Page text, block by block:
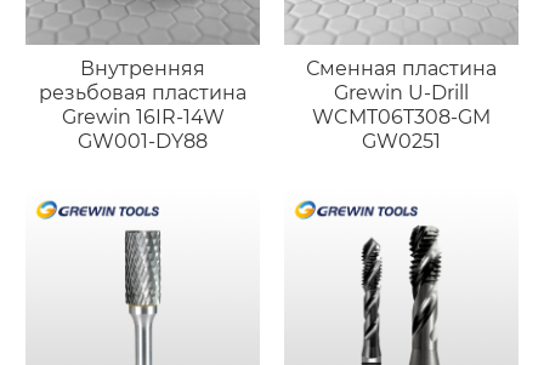
Внутренняя
резьбовая пластина
Grewin 16IR-14W
GW001-DY88
Сменная пластина
Grewin U-Drill
WCMT06T308-GM
GW0251